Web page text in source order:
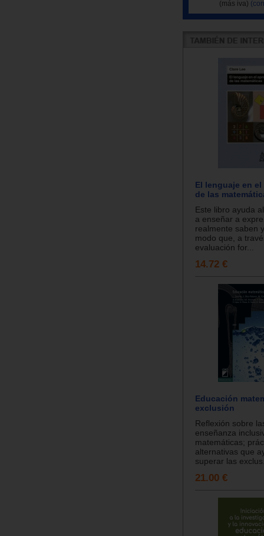
(más iva)
El lenguaje en
de las
Este libro ayuda
a enseñar a
realmente saben
modo que, a
evaluación for...
14.72 €
Educación
exclusión
Reflexión sobre
enseñanza
matemáticas;
alternativas que
superar las
21.00 €